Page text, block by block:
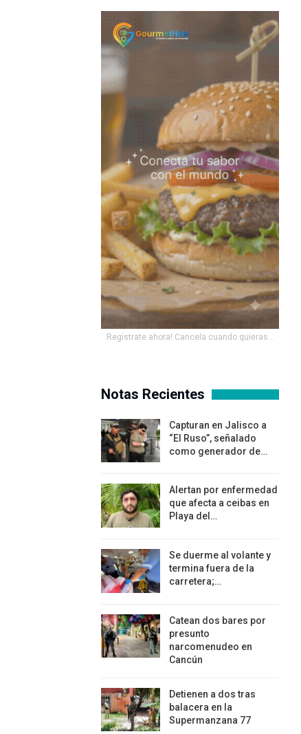
Registrate ahora! Cancela cuando quieras...
Notas Recientes
Capturan en Jalisco a
“El Ruso”, señalado
como generador de…
Alertan por enfermedad
que afecta a ceibas en
Playa del…
Se duerme al volante y
termina fuera de la
carretera;…
Catean dos bares por
presunto
narcomenudeo en
Cancún
Detienen a dos tras
balacera en la
Supermanzana 77